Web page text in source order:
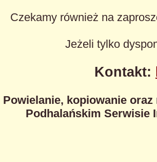
Czekamy również na
Jeżeli tylko
Kontakt:
Powielanie, kopiowanie
Podhalańskim Serwisie